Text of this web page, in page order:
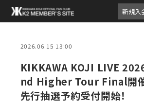
新規入
2026.06.15 13:00
KIKKAWA KOJI LIVE
nd Higher Tour Final開
先行抽選予約受付開始！